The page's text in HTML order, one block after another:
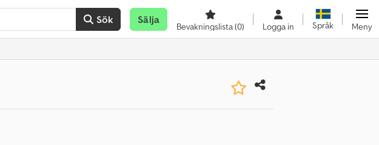
Sök Sälja
Bevakningslista(0) Logga in Språk Meny